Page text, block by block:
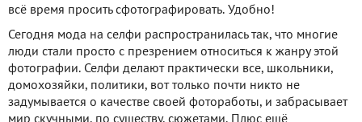
всё время просить сфотографировать. Удобно!
Сегодня мода на селфи распространилась так, что многие
люди стали просто с презрением относиться к жанру этой
фотографии. Селфи делают практически все, школьники,
домохозяйки, политики, вот только почти никто не
задумывается о качестве своей фотоработы, и забрасывает
мир скучными, по существу, сюжетами. Плюс ещё